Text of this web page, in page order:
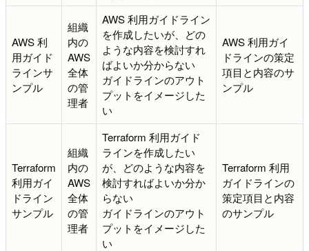
AWS 利
用ガイド
ラインサ
ンプル
組織
内の
AWS
全体
の管
理者
AWS 利用ガイドライン
を作成したいが、どの
ような内容を検討すれ
ばよいか分からない
ガイドラインのアウト
プットをイメージした
い
AWS 利用ガイ
ドラインの策定
項目と内容のサ
ンプル
Terraform
利用ガイ
ドライン
サンプル
組織
内の
AWS
全体
の管
理者
Terraform 利用ガイド
ラインを作成したい
が、どのような内容を
検討すればよいか分か
らない
ガイドラインのアウト
プットをイメージした
い
Terraform 利用
ガイドラインの
策定項目と内容
のサンプル